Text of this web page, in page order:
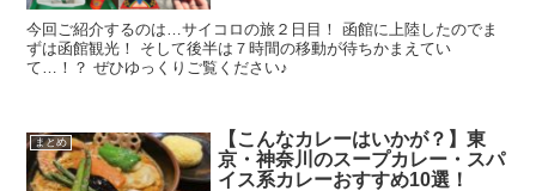
今回ご紹介するのは…サイコロの旅２日目！ 函館に上陸したのでま
ずは函館観光！ そして後半は７時間の移動が待ちかまえてい
て…！？ ぜひゆっくりご覧ください♪
まとめ
【こんなカレーはいかが？】東
京・神奈川のスープカレー・スパ
イス系カレーおすすめ10選！